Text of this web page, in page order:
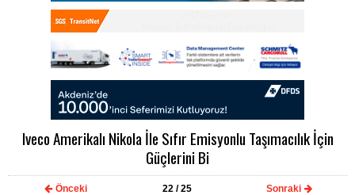
Iveco Amerikalı Nikola İle Sıfır Emisyonlu Taşımacılık İçin
Güçlerini Bi
Önceki 22 / 25 Sonraki